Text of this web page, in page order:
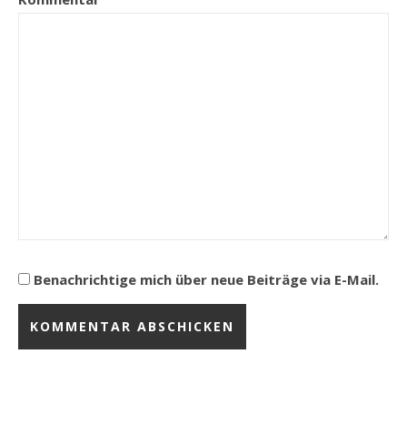
Benachrichtige mich über neue Beiträge via E-Mail.